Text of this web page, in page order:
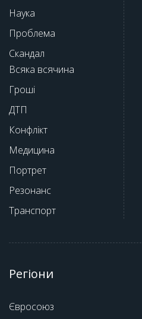
Наука
Проблема
Скандал
Всяка всячина
Гроші
ДТП
Конфлікт
Медицина
Портрет
Резонанс
Транспорт
Регіони
Євросоюз